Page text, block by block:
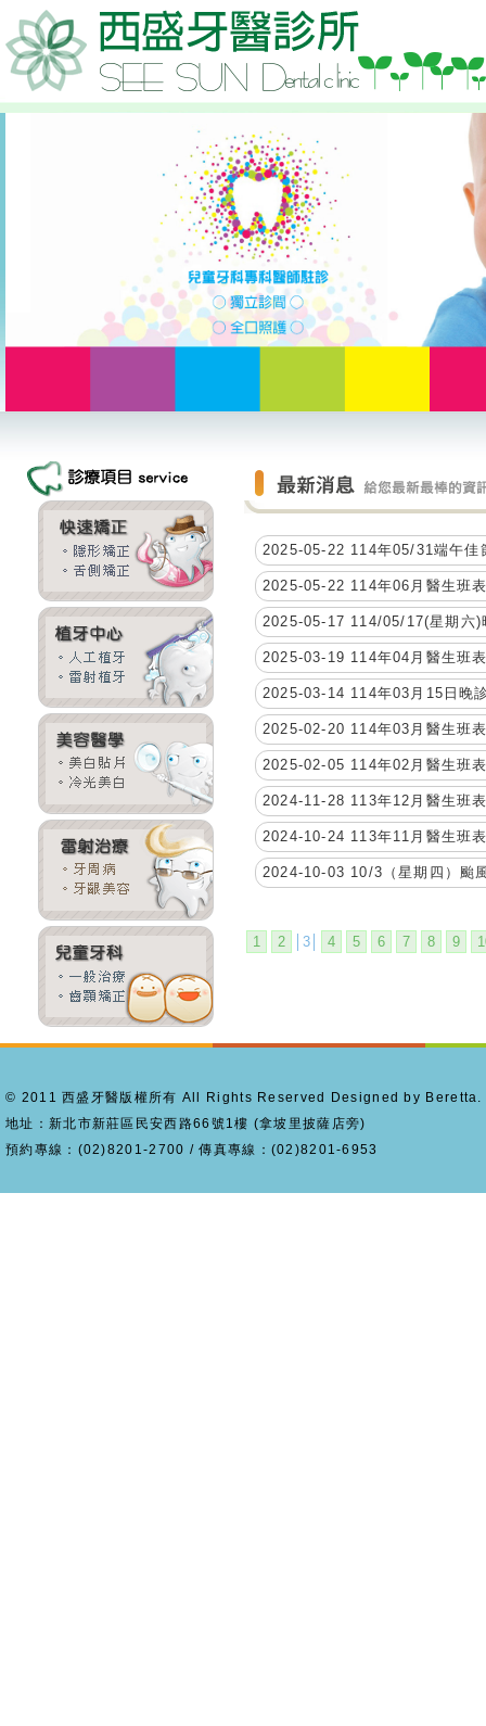
2025-05-22 114年05/31端午佳
2025-05-22 114年06月醫生班
2025-05-17 114/05/17(星期六)
2025-03-19 114年04月醫生班
2025-03-14 114年03月15日晚
2025-02-20 114年03月醫生班
2025-02-05 114年02月醫生班
2024-11-28 113年12月醫生班
2024-10-24 113年11月醫生班
2024-10-03 10/3（星期四）颱
1 2 │3│ 4 5 6 7 8 9
© 2011 西盛牙醫版權所有 All Rights Reserved Designed by Beretta.
地址：新北市新莊區民安西路66號1樓 (拿坡里披薩店旁)
預約專線：(02)8201-2700 / 傳真專線：(02)8201-6953